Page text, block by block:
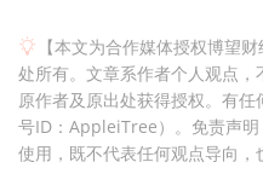
【本文为合作媒体授权博望
处所有。文章系作者个人观点
原作者及原出处获得授权。有
号ID：AppleiTree）。免责声
使用，既不代表任何观点导向，